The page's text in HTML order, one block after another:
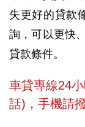
失更好的貸款
詢，可以更快
貸款條件。
車貸專線24
話)，手機請